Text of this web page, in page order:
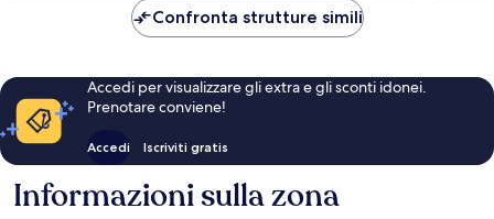
CHF 232
Confronta strutture simili
Accedi per visualizzare gli extra e gli sconti idonei.
Prenotare conviene!
Accedi Iscriviti gratis
Informazioni sulla zona